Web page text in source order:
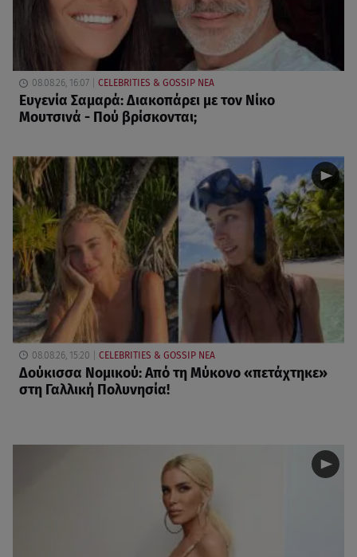
08.08.26, 16:07 CELEBRITIES & GOSSIP ΝΕΑ
Ευγενία Σαμαρά: Διακοπάρει με τον Νίκο
Μουτσινά - Πού βρίσκονται;
08.08.26, 15:20 CELEBRITIES & GOSSIP ΝΕΑ
Δούκισσα Νομικού: Από τη Μύκονο «πετάχτηκε»
στη Γαλλική Πολυνησία!